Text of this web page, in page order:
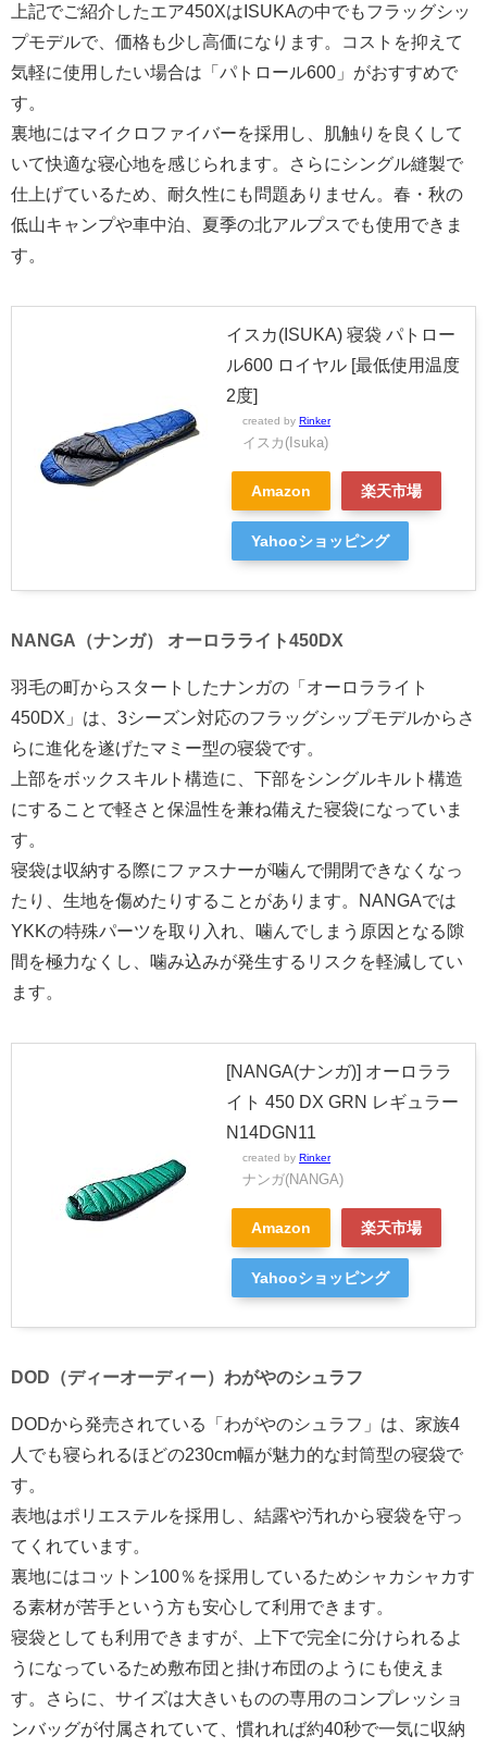
上記でご紹介したエア450XはISUKAの中でもフラッグシッ
プモデルで、価格も少し高価になります。コストを抑えて
気軽に使用したい場合は「パトロール600」がおすすめで
す。
裏地にはマイクロファイバーを採用し、肌触りを良くして
いて快適な寝心地を感じられます。さらにシングル縫製で
仕上げているため、耐久性にも問題ありません。春・秋の
低山キャンプや車中泊、夏季の北アルプスでも使用できま
す。
イスカ(ISUKA) 寝袋 パトロー
ル600 ロイヤル [最低使用温度
2度]
created by Rinker
イスカ(Isuka)
Amazon 楽天市場
Yahooショッピング
NANGA（ナンガ） オーロラライト450DX
羽毛の町からスタートしたナンガの「オーロラライト
450DX」は、3シーズン対応のフラッグシップモデルからさ
らに進化を遂げたマミー型の寝袋です。
上部をボックスキルト構造に、下部をシングルキルト構造
にすることで軽さと保温性を兼ね備えた寝袋になっていま
す。
寝袋は収納する際にファスナーが噛んで開閉できなくなっ
たり、生地を傷めたりすることがあります。NANGAでは
YKKの特殊パーツを取り入れ、噛んでしまう原因となる隙
間を極力なくし、噛み込みが発生するリスクを軽減してい
ます。
[NANGA(ナンガ)] オーロララ
イト 450 DX GRN レギュラー
N14DGN11
created by Rinker
ナンガ(NANGA)
Amazon 楽天市場
Yahooショッピング
DOD（ディーオーディー）わがやのシュラフ
DODから発売されている「わがやのシュラフ」は、家族4
人でも寝られるほどの230cm幅が魅力的な封筒型の寝袋で
す。
表地はポリエステルを採用し、結露や汚れから寝袋を守っ
てくれています。
裏地にはコットン100％を採用しているためシャカシャカす
る素材が苦手という方も安心して利用できます。
寝袋としても利用できますが、上下で完全に分けられるよ
うになっているため敷布団と掛け布団のようにも使えま
す。さらに、サイズは大きいものの専用のコンプレッショ
ンバッグが付属されていて、慣れれば約40秒で一気に収納